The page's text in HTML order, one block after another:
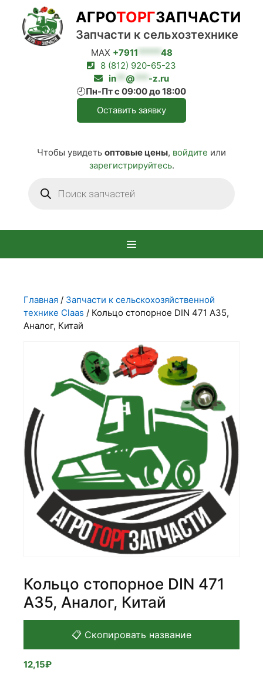
Перейти
содержимому
MAX +7911 ***** 48
8 (812) 920-65-23
in
@ *** -z.ru
🕘Пн-Пт с 09:00 до 18:00
Оставить заявку
Чтобы увидеть оптовые цены, войдите или
зарегистрируйтесь.
товаров
АГРОТОРГЗАПЧАСТИ
Запчасти к сельхозтехнике
Главная / Запчасти к сельскохозяйственной
технике Claas / Кольцо стопорное DIN 471 А35,
Аналог, Китай
Кольцо стопорное DIN 471
А35, Аналог, Китай
📋 Скопировать название
12,15₽